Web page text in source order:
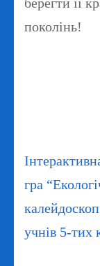
поколінь!
записів
гра
учнів 5-тих